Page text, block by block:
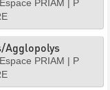
PRIAM | P
Agglopolys
PRIAM | P